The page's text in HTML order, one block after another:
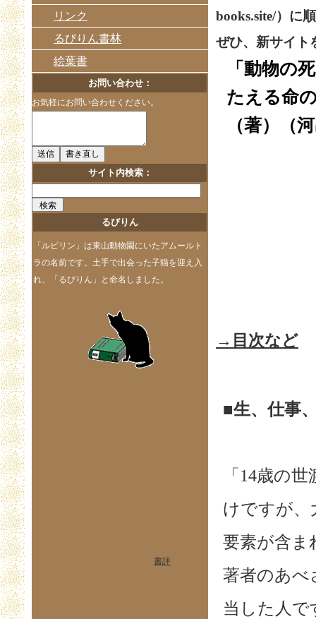
books.site/）に
ぜひ、新サイト
「動物の
たえる命
（著）（
→目次など
■生、仕事
「14歳の
けですが、
要素が含ま
著者のあべ
当した人で
リンク
るびりん書林
絵葉書
お問い合わせ：
お気軽にお問い合わせください。
サイト内検索：
るびりん
「ルビリン」は東山動物園にいたアムールト
ラの名前です。土手で出会った子猫を迎え入
れ、「るびりん」と命名しました。
書評